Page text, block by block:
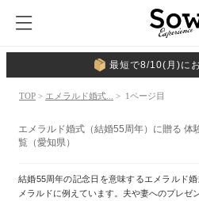
最短で8/10(月)に
TOP > エメラルド婚式... > 1ページ目
エメラルド婚式（結婚55周年）に贈る 体
覧（愛知県）
結婚55周年の記念日を意味するエメラルド
メラルドに例えています。夫や妻へのプレゼ